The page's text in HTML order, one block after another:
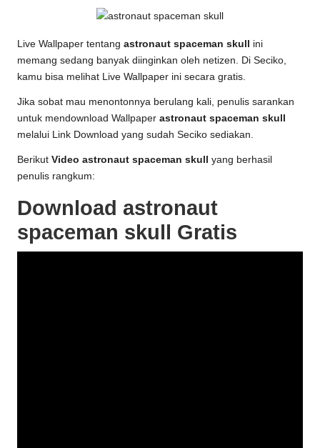
Live Wallpaper tentang astronaut spaceman skull
ini
memang sedang banyak diinginkan oleh netizen. Di Seciko,
kamu bisa melihat Live Wallpaper ini secara gratis.
Jika sobat mau menontonnya berulang kali, penulis sarankan
untuk mendownload Wallpaper astronaut spaceman skull
melalui Link Download yang sudah Seciko sediakan.
Berikut Video astronaut spaceman skull
yang berhasil
penulis rangkum:
Download astronaut
spaceman skull Gratis